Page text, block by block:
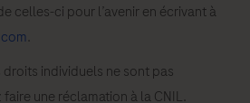
celles-ci pour l’avenir en écrivant à
.
individuels ne sont pas
une réclamation à la CNIL.